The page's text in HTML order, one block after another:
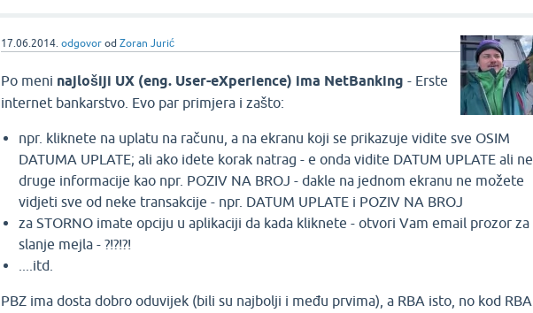
17.06.2014. odgovor odZoran Jurić
Po meni najlošiji UX (eng. User-eXperience) ima NetBanking - Erste
internet bankarstvo. Evo par primjera i zašto:
npr. kliknete na uplatu na računu, a na ekranu koji se prikazuje vidite sve OSIM
DATUMA UPLATE; ali ako idete korak natrag - e onda vidite DATUM UPLATE ali ne
druge informacije kao npr. POZIV NA BROJ - dakle na jednom ekranu ne možete
vidjeti sve od neke transakcije - npr. DATUM UPLATE i POZIV NA BROJ
za STORNO imate opciju u aplikaciji da kada kliknete - otvori Vam email prozor za
slanje mejla - ?!?!?!
....itd.
PBZ ima dosta dobro oduvijek (bili su najbolji i među prvima), a RBA isto, no kod RBA